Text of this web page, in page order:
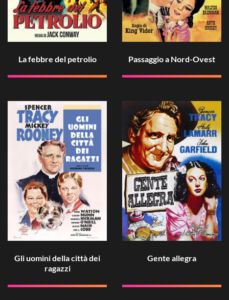
La febbre del petrolio Passaggio a Nord-Ovest
Gli uomini della città dei
ragazzi
Gente allegra